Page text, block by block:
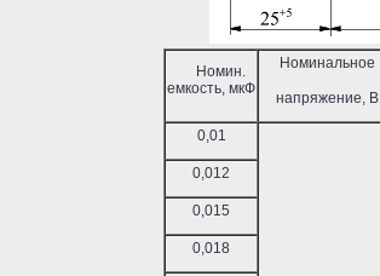
Номин.
емкость, мкФ
Номинальное
напряжение, В
0,01
0,012
0,015
0,018